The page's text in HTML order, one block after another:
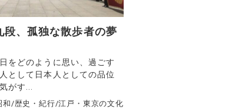
段、孤独な散歩者の夢
をどのように思い、過ごす
として日本人としての品位
がす...
和/歴史・紀行/江戸・東京の文化